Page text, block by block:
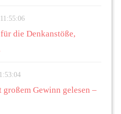
die Denkanstöße,
Gewinn gelesen –